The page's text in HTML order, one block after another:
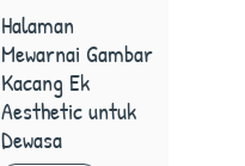
Halaman
Mewarnai Gambar
Kacang Ek
Aesthetic untuk
Dewasa